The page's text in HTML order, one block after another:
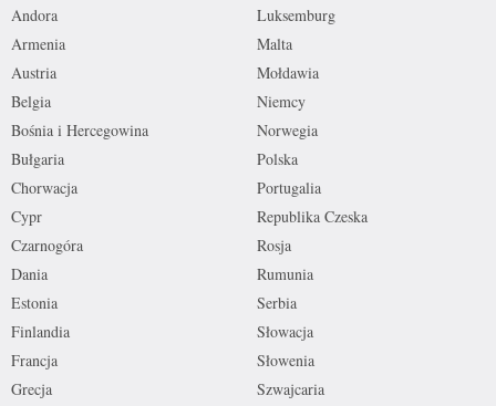
Andora
Armenia
Austria
Belgia
Bośnia i Hercegowina
Bułgaria
Chorwacja
Cypr
Czarnogóra
Dania
Estonia
Finlandia
Francja
Grecja
Luksemburg
Malta
Mołdawia
Niemcy
Norwegia
Polska
Portugalia
Republika Czeska
Rosja
Rumunia
Serbia
Słowacja
Słowenia
Szwajcaria